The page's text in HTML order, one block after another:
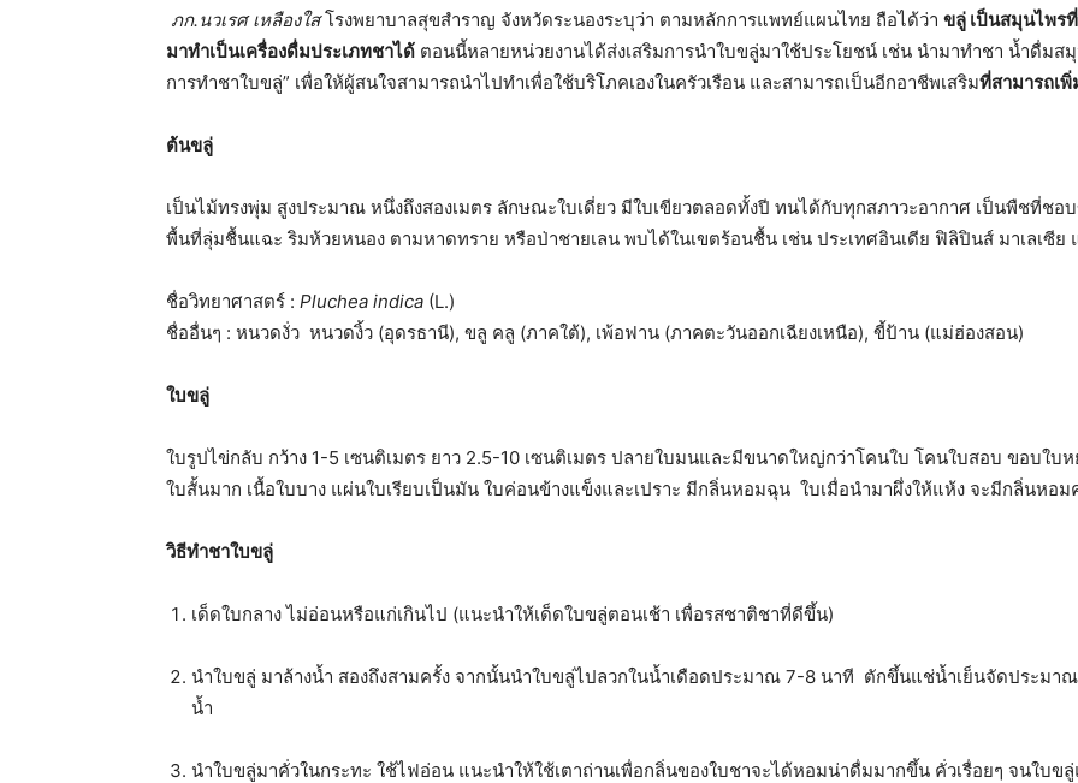
ภก.นวเรศ เหลืองใสโรงพยาบาลสุขสำราญ จังหวัดระนองระบุว่า ตามหลักการแพทย์แผนไทย ถือได้ว่า ขลู่ เป็นสมุนไพร
มาทำเป็นเครื่องดื่มประเภทชาได้ ตอนนี้หลายหน่วยงานได้ส่งเสริมการนำใบขลู่มาใช้ประโยชน์ เช่น นำมาทำชา น้ำดื่มส
การทำชาใบขลู่” เพื่อให้ผู้สนใจสามารถนำไปทำเพื่อใช้บริโภคเองในครัวเรือน และสามารถเป็นอีกอาชีพเสริมที่สามารถเ
ต้นขลู่
เป็นไม้ทรงพุ่ม สูงประมาณ หนึ่งถึงสองเมตร ลักษณะใบเดี่ยว มีใบเขียวตลอดทั้งปี ทนได้กับทุกสภาวะอากาศ เป็นพืชที่ช
พื้นที่ลุ่มชื้นแฉะ ริมห้วยหนอง ตามหาดทราย หรือป่าชายเลน พบได้ในเขตร้อนชื้น เช่น ประเทศอินเดีย ฟิลิปินส์ มาเลเซีย
ชื่อวิทยาศาสตร์ : Pluchea indica (L.)
ชื่ออื่นๆ : หนวดงั่ว หนวดงิ้ว (อุดรธานี), ขลู คลู (ภาคใต้), เพ้อฟาน (ภาคตะวันออกเฉียงเหนือ), ขี้ป้าน (แม่ฮ่องสอน)
ใบขลู่
ใบรูปไข่กลับ กว้าง 1-5 เซนติเมตร ยาว 2.5-10 เซนติเมตร ปลายใบมนและมีขนาดใหญ่กว่าโคนใบ โคนใบสอบ ขอบใ
ใบสั้นมาก เนื้อใบบาง แผ่นใบเรียบเป็นมัน ใบค่อนข้างแข็งและเปราะ มีกลิ่นหอมฉุน ใบเมื่อนำมาผึ่งให้แห้ง จะมีกลิ่นหอ
วิธีทำชาใบขลู่
เด็ดใบกลาง ไม่อ่อนหรือแก่เกินไป (แนะนำให้เด็ดใบขลู่ตอนเช้า เพื่อรสชาติชาที่ดีขึ้น)
นำใบขลู่ มาล้างน้ำ สองถึงสามครั้ง จากนั้นนำใบขลู่ไปลวกในน้ำเดือดประมาณ 7-8 นาที ตักขึ้นแช่น้ำเย็นจัดประมา
น้ำ
นำใบขลู่มาคั่วในกระทะ ใช้ไฟอ่อน แนะนำให้ใช้เตาถ่านเพื่อกลิ่นของใบชาจะได้หอมน่าดื่มมากขึ้น คั่วเรื่อยๆ จนใบ